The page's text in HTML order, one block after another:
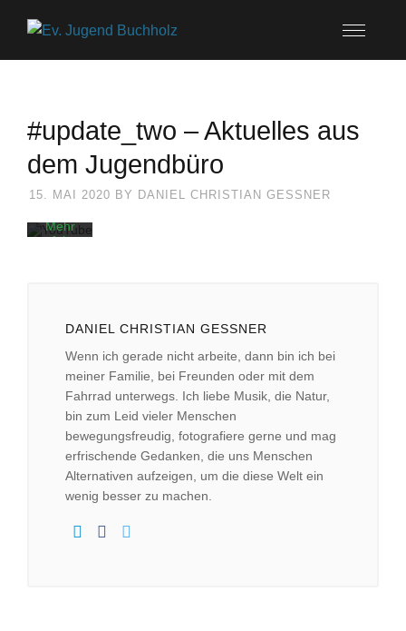
#update_two – Aktuelles aus
dem Jugendbüro
15. MAI 2020 BY DANIEL CHRISTIAN GESSNER
des
Videos
akzeptieren
Sie die
Datenschutzerklärung
von
Mehr
erfahren
immer
DANIEL CHRISTIAN GESSNER
Wenn ich gerade nicht arbeite, dann bin ich bei
meiner Familie, bei Freunden oder mit dem
Fahrrad unterwegs. Ich liebe Musik, die Natur,
bin zum Leid vieler Menschen
bewegungsfreudig, fotografiere gerne und mag
erfrischende Gedanken, die uns Menschen
Alternativen aufzeigen, um die diese Welt ein
wenig besser zu machen.